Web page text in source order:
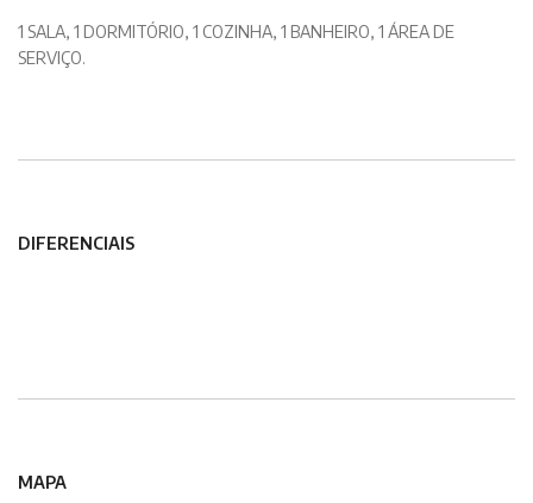
1 SALA, 1 DORMITÓRIO, 1 COZINHA, 1 BANHEIRO, 1 ÁREA DE
SERVIÇO.
DIFERENCIAIS
MAPA